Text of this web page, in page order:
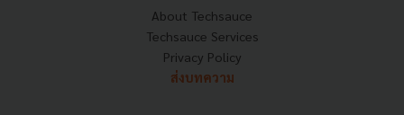
About Techsauce
Techsauce Services
Privacy Policy
ส่งบทความ